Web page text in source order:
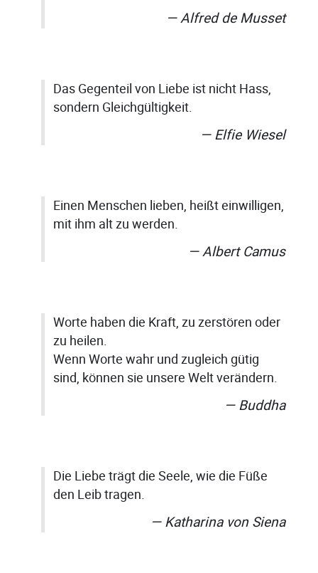
Alfred de Musset
Das Gegenteil von Liebe ist nicht Hass,
sondern Gleichgültigkeit.
Elfie Wiesel
Einen Menschen lieben, heißt einwilligen,
mit ihm alt zu werden.
Albert Camus
Worte haben die Kraft, zu zerstören oder
zu heilen.
Wenn Worte wahr und zugleich gütig
sind, können sie unsere Welt verändern.
Buddha
Die Liebe trägt die Seele, wie die Füße
den Leib tragen.
Katharina von Siena